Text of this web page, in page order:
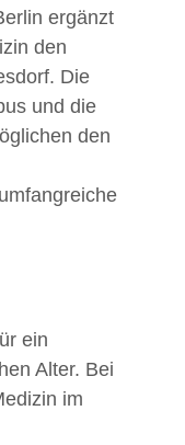
ergänzt
den
Die
und die
den
ein
Alter. Bei
im